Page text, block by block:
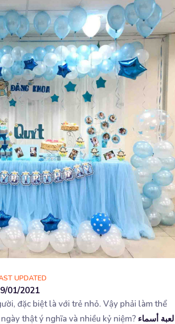
UPDATED
01/2021
đặc biệt là với trẻ nhỏ. Vậy phải làm thể
thật ý nghĩa và nhiều kỷ niệm? لعبة أسماء